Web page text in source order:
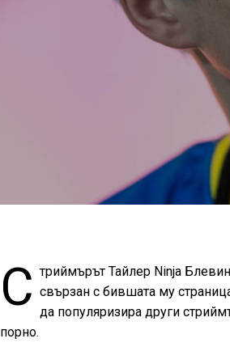
С триймърът Тайлер Ninja
свързан с бившата му
да популяризира други
порно.